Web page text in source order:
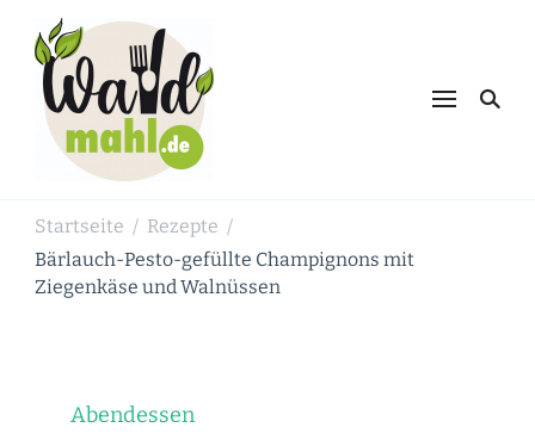
Schnabulieren, was die Natur einem
Startseite / Rezepte /
Bärlauch-Pesto-gefüllte Champignons mit
Ziegenkäse und Walnüssen
Abendessen